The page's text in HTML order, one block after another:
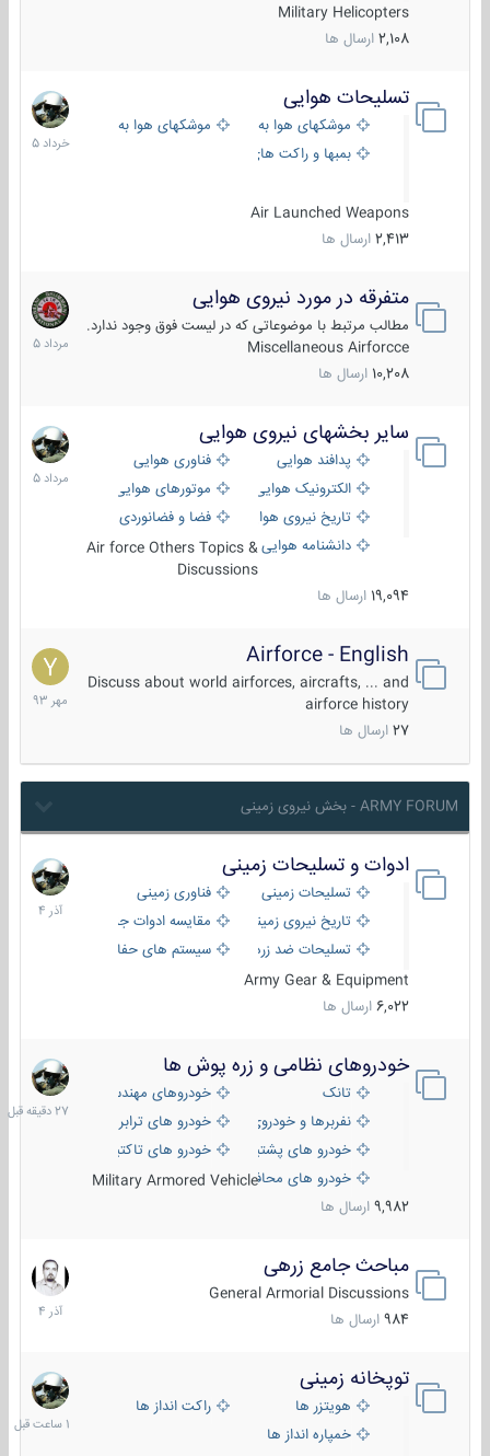
Military Helicopters
2,108 ارسال ها
تسلیحات هوایی
موشکهای هوا به هوا
موشکهای هوا به سطح
بمبها و راکت های هوایی
Air Launched Weapons
2,413 ارسال ها
30
خرداد
1405
متفرقه در مورد نیروی هوایی
مطالب مرتبط با موضوعاتی که در لیست فوق وجود ندارد.
Miscellaneous Airforcce
10,208 ارسال ها
7
مرداد
1405
سایر بخشهای نیروی هوایی
پدافند هوایی
فناوری هوایی
الکترونیک هوایی
موتورهای هوایی
تاریخ نیروی هوایی
فضا و فضانوردی
دانشنامه هواییAir force Others Topics &
Discussions
19,094 ارسال ها
2
مرداد
1405
Airforce - English
Discuss about world airforces, aircrafts, ... and
airforce history
27 ارسال ها
15
مهر
1393
ARMY FORUM - بخش نیروی زمینی
ادوات و تسلیحات زمینی
تسلیحات زمینی
فناوری زمینی
تاریخ نیروی زمینی
مقایسه ادوات جنگی
تسلیحات ضد زره
سیستم های حفاظت فعال
Army Gear & Equipment
6,022 ارسال ها
21
آذر
1404
خودروهای نظامی و زره پوش ها
تانک
خودروهای مهندسی
نفربرها و خودروی های رزمی پیاده نظام
خودرو های ترابری نظامی
خودرو های پشتیبانی آتش ، شناسایی و ضد تانک
خودرو های تاکتیکی نظامی
خودرو های محافظت شدهMilitary Armored Vehicle
9,982 ارسال ها
27
دقیقه
قبل
مباحث جامع زرهی
General Armorial Discussions
984 ارسال ها
7
آذر
1404
توپخانه زمینی
هویتزر ها
راکت انداز ها
خمپاره انداز ها
1
ساعت
قبل